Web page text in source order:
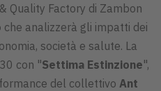
Quality Factory di Zambon
che analizzerà gli impatti dei
società e salute. La
con "Settima Estinzione",
del collettivo Ant